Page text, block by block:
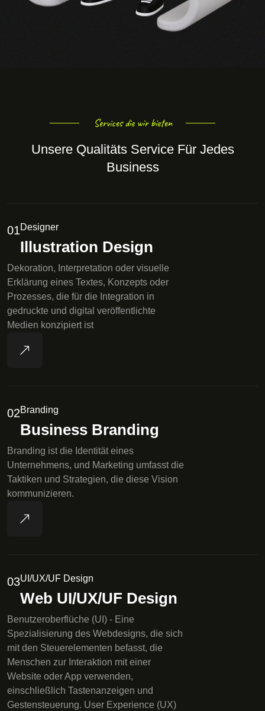
Services die wir bieten
Unsere Qualitäts Service Für Jedes
Business
01Designer
Illustration Design
Dekoration, Interpretation oder visuelle
Erklärung eines Textes, Konzepts oder
Prozesses, die für die Integration in
gedruckte und digital veröffentlichte
Medien konzipiert ist
02Branding
Business Branding
Branding ist die Identität eines
Unternehmens, und Marketing umfasst die
Taktiken und Strategien, die diese Vision
kommunizieren.
03UI/UX/UF Design
Web UI/UX/UF Design
Benutzeroberflüche (UI) - Eine
Spezialisierung des Webdesigns, die sich
mit den Steuerelementen befasst, die
Menschen zur Interaktion mit einer
Website oder App verwenden,
einschließlich Tastenanzeigen und
Gestensteuerung. User Experience (UX)